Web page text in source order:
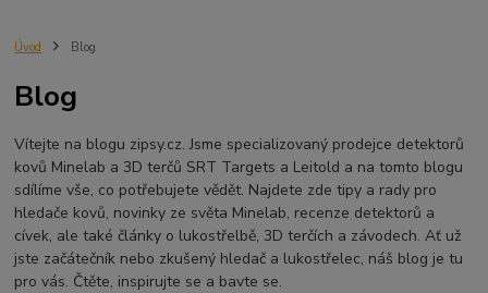
Sraz detektorářů
ÚSTÍ NAD LABEM
Jídlo na cesty
Mníšek u Liberece Karlovy Vary
Equinox 900
Soutěž o detektor
Severní Čechy
hledání pokladů
technologie Multi IQ
Úvod Blog
Blog
Vítejte na blogu zipsy.cz. Jsme specializovaný prodejce detektorů
kovů Minelab a 3D terčů SRT Targets a Leitold a na tomto blogu
sdílíme vše, co potřebujete vědět. Najdete zde tipy a rady pro
hledače kovů, novinky ze světa Minelab, recenze detektorů a
cívek, ale také články o lukostřelbě, 3D terčích a závodech. Ať už
jste začátečník nebo zkušený hledač a lukostřelec, náš blog je tu
pro vás. Čtěte, inspirujte se a bavte se.